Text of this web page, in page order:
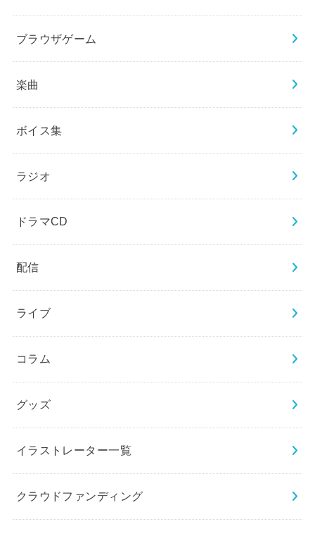
ブラウザゲーム
楽曲
ボイス集
ラジオ
ドラマCD
配信
ライブ
コラム
グッズ
イラストレーター一覧
クラウドファンディング